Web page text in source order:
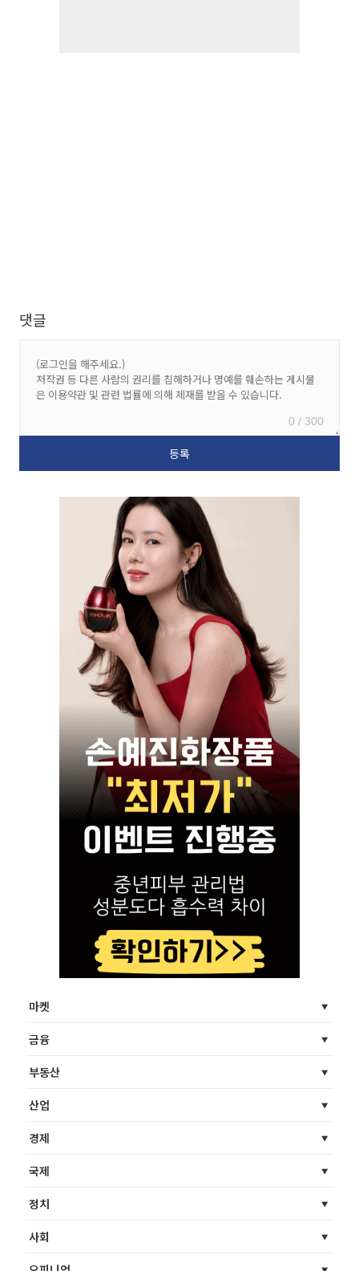
댓글
0 / 300
마켓
금융
부동산
산업
경제
국제
정치
사회